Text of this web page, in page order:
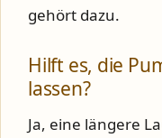
gehört dazu.
Hilft es, die
lassen?
Ja, eine längere